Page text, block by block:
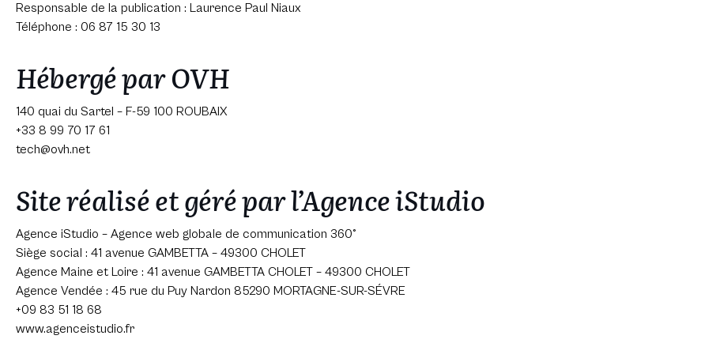
Responsable de la publication : Laurence Paul Niaux
Téléphone : 06 87 15 30 13
Hébergé par OVH
140 quai du Sartel – F-59 100 ROUBAIX
+33 8 99 70 17 61
tech@ovh.net
Site réalisé et géré par l’Agence iStudio
Agence iStudio – Agence web globale de communication 360°
Siège social : 41 avenue GAMBETTA – 49300 CHOLET
Agence Maine et Loire : 41 avenue GAMBETTA CHOLET – 49300 CHOLET
Agence Vendée : 45 rue du Puy Nardon 85290 MORTAGNE-SUR-SÉVRE
+09 83 51 18 68
www.agenceistudio.fr